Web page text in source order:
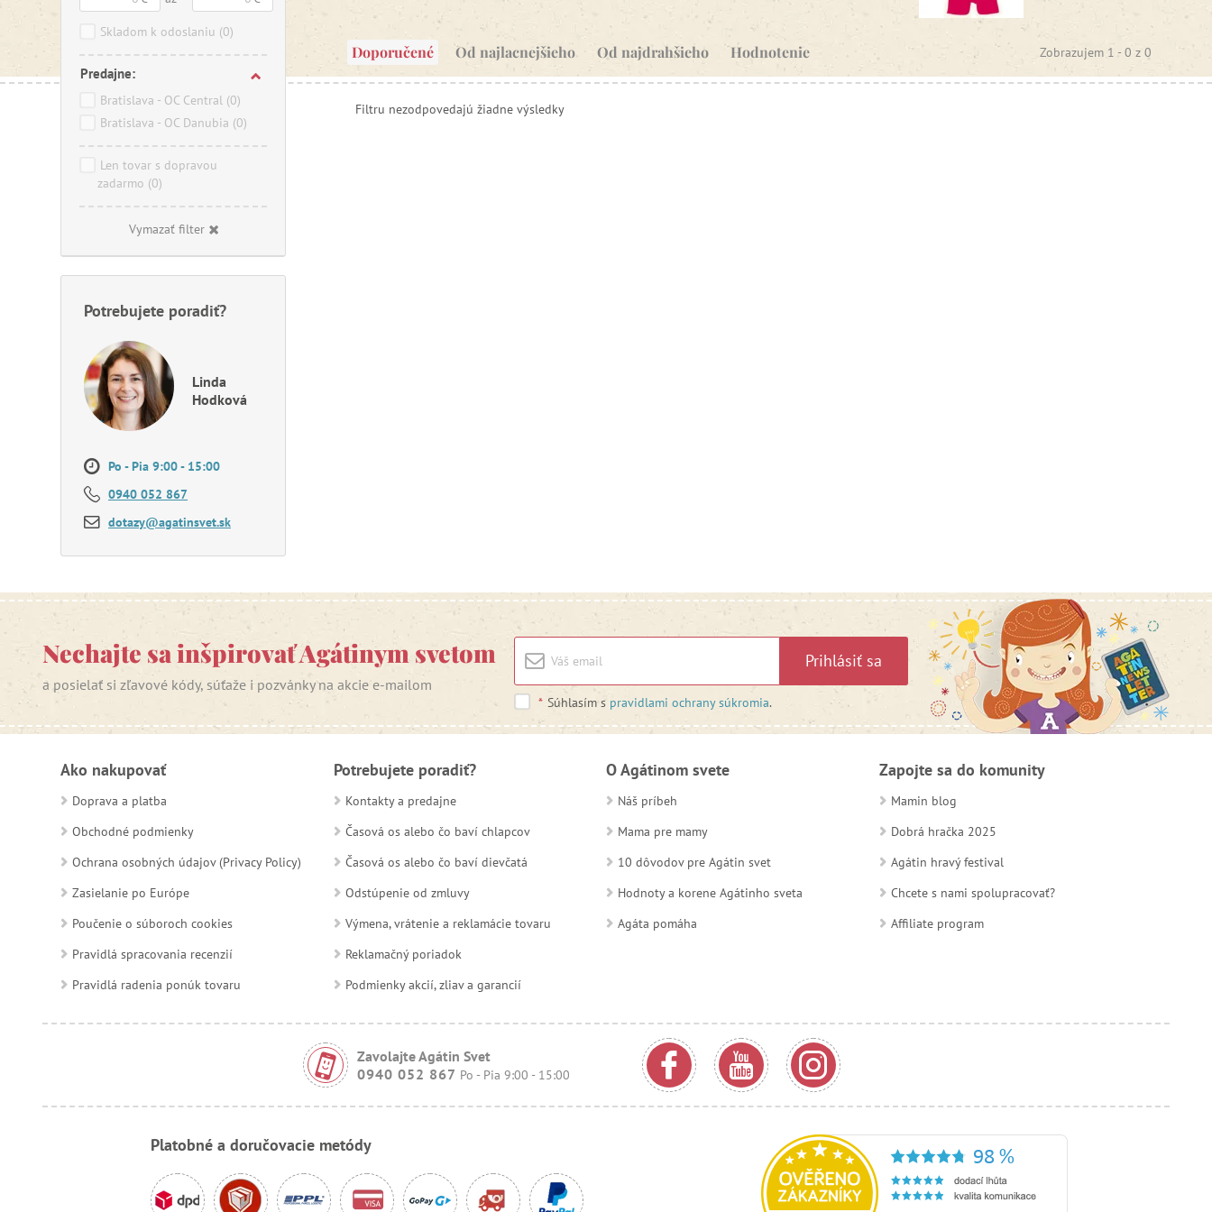
Skladom k odoslaniu (0)
Predajne:
Bratislava - OC Central (0)
Bratislava - OC Danubia (0)
Len tovar s dopravou
zadarmo (0)
Vymazať filter
Potrebujete poradiť?
Linda
Hodková
Po - Pia 9:00 - 15:00
0940 052 867
dotazy@agatinsvet.sk
Doporučené Od najlacnejšieho Od najdrahšieho Hodnotenie Zobrazujem 1 -0 z 0
Filtru nezodpovedajú žiadne výsledky
Nechajte sa inšpirovať Agátinym svetom
a posielať si zľavové kódy, súťaže i pozvánky na akcie e-mailom
Prihlásiť sa
* Súhlasím s pravidlami ochrany súkromia.
Ako nakupovať
Doprava a platba
Obchodné podmienky
Ochrana osobných údajov (Privacy Policy)
Zasielanie po Európe
Poučenie o súboroch cookies
Pravidlá spracovania recenzií
Pravidlá radenia ponúk tovaru
Potrebujete poradiť?
Kontakty a predajne
Časová os alebo čo baví chlapcov
Časová os alebo čo baví dievčatá
Odstúpenie od zmluvy
Výmena, vrátenie a reklamácie tovaru
Reklamačný poriadok
Podmienky akcií, zliav a garancií
O Agátinom svete
Náš príbeh
Mama pre mamy
10 dôvodov pre Agátin svet
Hodnoty a korene Agátinho sveta
Agáta pomáha
Zapojte sa do komunity
Mamin blog
Dobrá hračka 2025
Agátin hravý festival
Chcete s nami spolupracovať?
Affiliate program
Zavolajte Agátin Svet
0940 052 867 Po - Pia 9:00 - 15:00
Platobné a doručovacie metódy